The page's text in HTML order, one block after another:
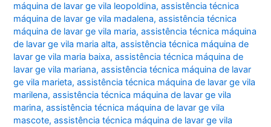
máquina de lavar ge vila leopoldina,assistência técnica
máquina de lavar ge vila madalena,assistência técnica
máquina de lavar ge vila maria,assistência técnica máquina
de lavar ge vila maria alta,assistência técnica máquina de
lavar ge vila maria baixa,assistência técnica máquina de
lavar ge vila mariana,assistência técnica máquina de lavar
ge vila marieta,assistência técnica máquina de lavar ge vila
marilena,assistência técnica máquina de lavar ge vila
marina,assistência técnica máquina de lavar ge vila
mascote,assistência técnica máquina de lavar ge vila